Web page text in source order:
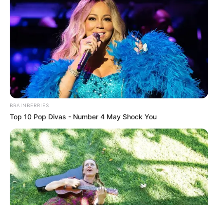
BRAINBERRIES
Top 10 Pop Divas - Number 4 May Shock You